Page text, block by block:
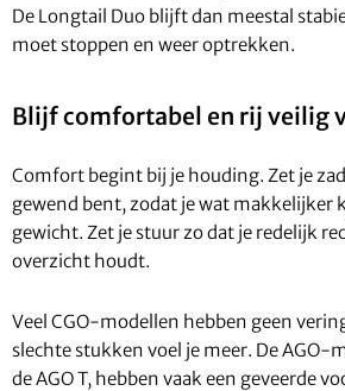
De Longtail Duo blijft dan meestal
moet stoppen en weer optrekken.
Blijf comfortabel en rij veilig
Comfort begint bij je houding. Zet je
gewend bent, zodat je wat makkelijker
gewicht. Zet je stuur zo dat je redelijk
overzicht houdt.
Veel CGO-modellen hebben geen
slechte stukken voel je meer. De AGO-
de AGO T, hebben vaak een geveerde